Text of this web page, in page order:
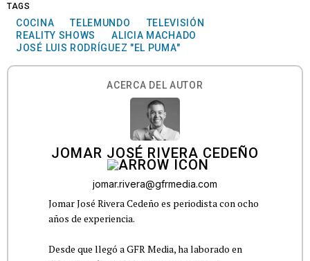
TAGS
COCINA TELEMUNDO
TELEVISIÓN
REALITY SHOWS
ALICIA MACHADO
JOSÉ LUIS RODRÍGUEZ "EL PUMA"
ACERCA DEL AUTOR
JOMAR JOSÉ RIVERA CEDEÑO
jomar.rivera@gfrmedia.com
Jomar José Rivera Cedeño es periodista con ocho
años de experiencia.
Desde que llegó a GFR Media, ha laborado en